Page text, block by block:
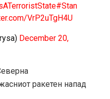
#Stan
VrP2uTgH4U
December 20,
ракетен напад